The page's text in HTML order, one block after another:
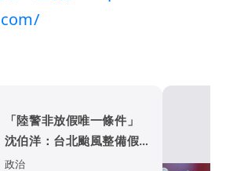
「陸警非放假唯一條件」
沈伯洋：台北颱風整備假應
標準一致
政治